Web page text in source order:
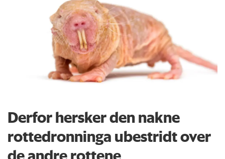
Derfor hersker den nakne
rottedronninga ubestridt over